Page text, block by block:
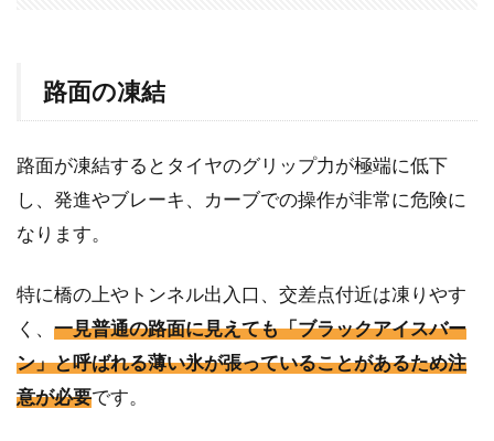
路面の凍結
路面が凍結するとタイヤのグリップ力が極端に低下
し、発進やブレーキ、カーブでの操作が非常に危険に
なります。
特に橋の上やトンネル出入口、交差点付近は凍りやす
く、 一見普通の路面に見えても「ブラックアイスバー
ン」と呼ばれる薄い氷が張っていることがあるため注
意が必要です。